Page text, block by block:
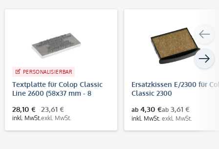
PERSONALISIERBAR
Textplatte für Colop Classic
Line 2600 (58x37 mm - 8
28,10 €
inkl. MwSt.
23,61 €
exkl. MwSt.
Ersatzkissen E/2300 für
Classic 2300
ab 4,30 €
inkl. MwSt.
ab 3,61 €
exkl. MwSt.